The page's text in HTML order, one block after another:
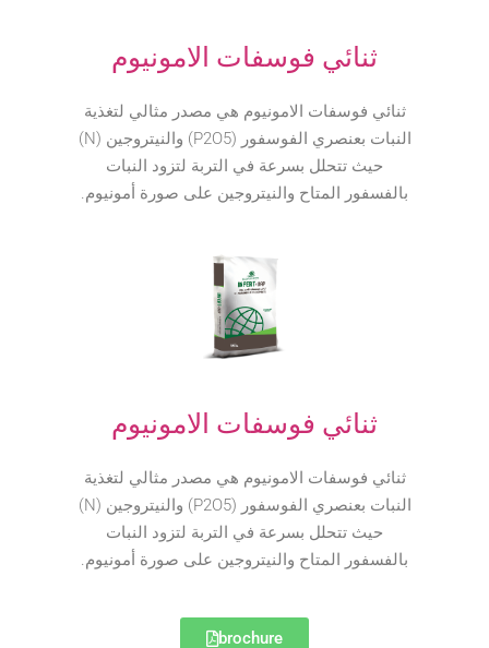
ثنائي فوسفات الامونيوم
ثنائي فوسفات الامونيوم هي مصدر مثالي لتغذية
النبات بعنصري الفوسفور (P2O5) والنيتروجين (N)
حيث تتحلل بسرعة في التربة لتزود النبات
بالفسفور المتاح والنيتروجين على صورة أمونيوم.
ثنائي فوسفات الامونيوم
ثنائي فوسفات الامونيوم هي مصدر مثالي لتغذية
النبات بعنصري الفوسفور (P2O5) والنيتروجين (N)
حيث تتحلل بسرعة في التربة لتزود النبات
بالفسفور المتاح والنيتروجين على صورة أمونيوم.
brochure